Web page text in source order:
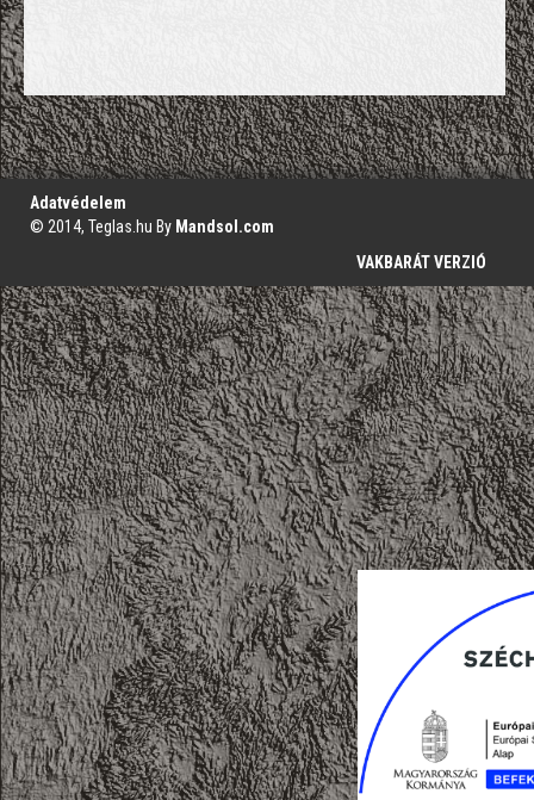
';
Adatvédelem
© 2014, Teglas.hu By Mandsol.com
VAKBARÁT VERZIÓ